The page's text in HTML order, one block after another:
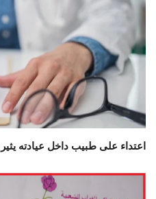
اعتداء على طبيب داخل عيادته